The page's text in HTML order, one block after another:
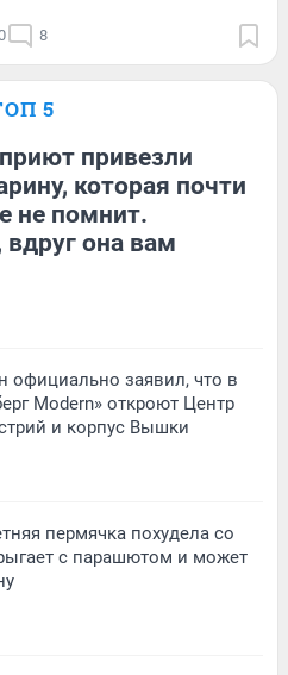
8
5
привезли
которая почти
не помнит.
она вам
официально заявил, что в
Modern» откроют Центр
и корпус Вышки
пермячка похудела со
с парашютом и может